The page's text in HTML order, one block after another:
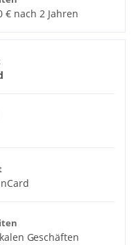
€ nach 2 Jahren
Geschäften